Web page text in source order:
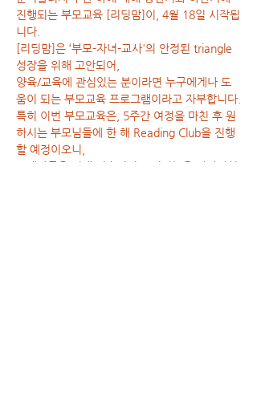
진행되는 부모교육 [리딩맘]이, 4월 18일 시작됩
니다.
[리딩맘]은 ‘부모-자녀-교사'의 안정된 triangle
성장을 위해 고안되어,
양육/교육에 관심있는 분이라면 누구에게나 도
움이 되는 부모교육 프로그램이라고 자부합니다.
특히 이번 부모교육은, 5주간 여정을 마친 후 원
하시는 부모님들에 한 해 Reading Club을 진행
할 예정이오니,
교재완독을 위해 지속적인 도서나눔을 기다리셨